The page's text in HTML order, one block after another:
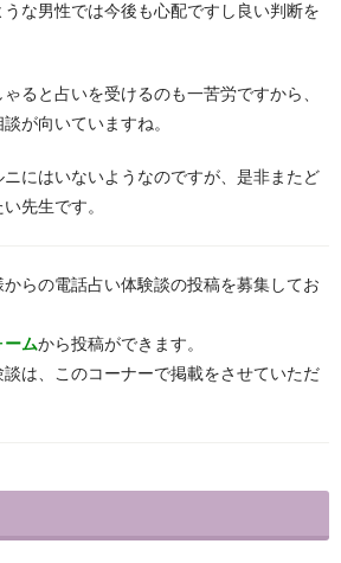
な男性では今後も心配ですし良い判断を
ると占いを受けるのも一苦労ですから、
が向いていますね。
にはいないようなのですが、是非またど
先生です。
らの電話占い体験談の投稿を募集してお
ームから投稿ができます。
は、このコーナーで掲載をさせていただ